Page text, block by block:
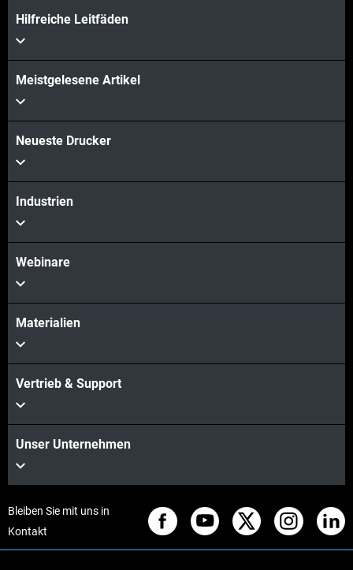
Mehr sehen
Hilfreiche Leitfäden
Meistgelesene Artikel
Neueste Drucker
Industrien
Webinare
Materialien
Vertrieb & Support
Unser Unternehmen
Bleiben Sie mit uns in
Kontakt